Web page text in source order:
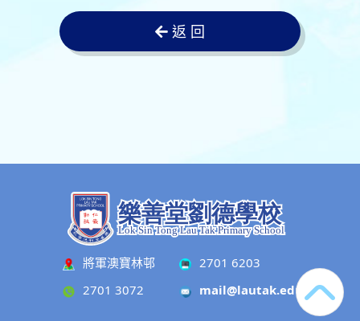
返 回
將軍澳寶林邨
2701 3072
2701 6203
mail@lautak.edu.hk